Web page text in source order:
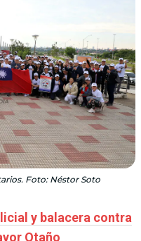
Foto: Néstor Soto
y balacera contra
Otaño